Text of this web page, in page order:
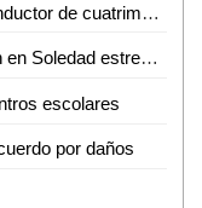
No sobrevivió a las heridas; fallece conductor de cuatrimoto accidentado en Aquismón
En próximos días, familias de la Virgen en Soledad estrenarán consultorio, purificadora y parque urbano
escolares
por daños